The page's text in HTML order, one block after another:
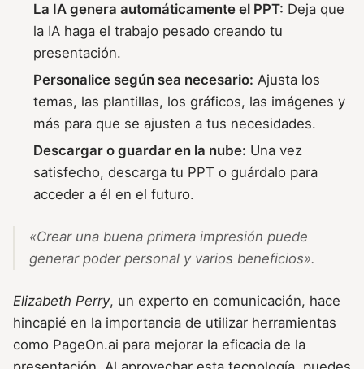
La IA genera automáticamente el PPT: Deja que
la IA haga el trabajo pesado creando tu
presentación.
Personalice según sea necesario: Ajusta los
temas, las plantillas, los gráficos, las imágenes y
más para que se ajusten a tus necesidades.
Descargar o guardar en la nube: Una vez
satisfecho, descarga tu PPT o guárdalo para
acceder a él en el futuro.
«Crear una buena primera impresión puede
generar poder personal y varios beneficios».
Elizabeth Perry, un experto en comunicación, hace
hincapié en la importancia de utilizar herramientas
como PageOn.ai para mejorar la eficacia de la